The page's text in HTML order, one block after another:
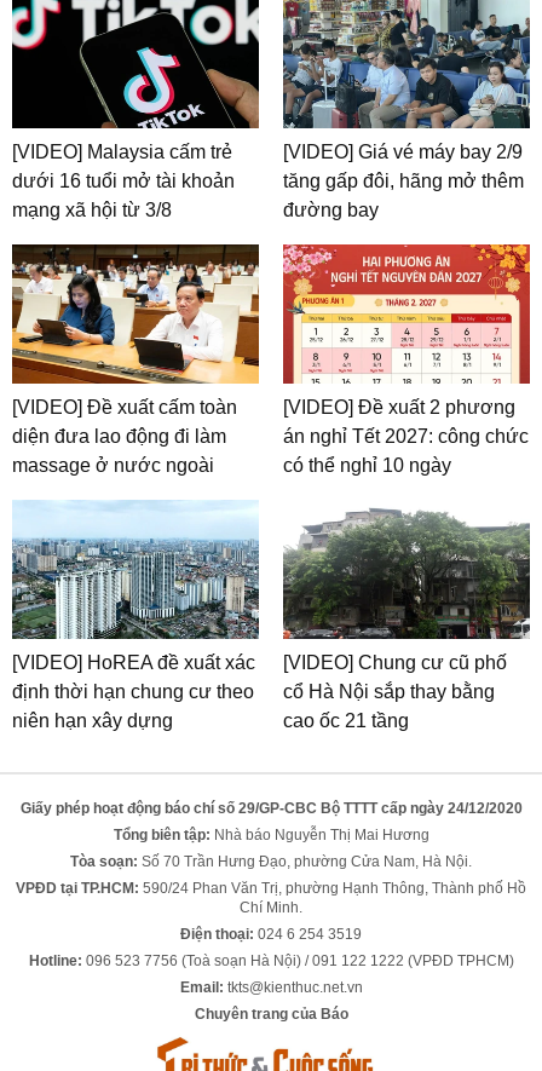
[VIDEO] Malaysia cấm trẻ
dưới 16 tuổi mở tài khoản
mạng xã hội từ 3/8
[VIDEO] Giá vé máy bay 2/9
tăng gấp đôi, hãng mở thêm
đường bay
[VIDEO] Đề xuất cấm toàn
diện đưa lao động đi làm
massage ở nước ngoài
[VIDEO] Đề xuất 2 phương
án nghỉ Tết 2027: công chức
có thể nghỉ 10 ngày
[VIDEO] HoREA đề xuất xác
định thời hạn chung cư theo
niên hạn xây dựng
[VIDEO] Chung cư cũ phố
cổ Hà Nội sắp thay bằng
cao ốc 21 tầng
Giấy phép hoạt động báo chí số 29/GP-CBC Bộ TTTT cấp ngày 24/12/2020
Tổng biên tập: Nhà báo Nguyễn Thị Mai Hương
Tòa soạn: Số 70 Trần Hưng Đạo, phường Cửa Nam, Hà Nội.
VPĐD tại TP.HCM: 590/24 Phan Văn Trị, phường Hạnh Thông, Thành phố Hồ
Chí Minh.
Điện thoại: 024 6 254 3519
Hotline: 096 523 7756 (Toà soạn Hà Nội) / 091 122 1222 (VPĐD TPHCM)
Email: tkts@kienthuc.net.vn
Chuyên trang của Báo